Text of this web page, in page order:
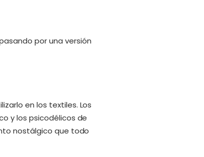
por una versión
en los textiles. Los
y los psicodélicos de
nostálgico que todo